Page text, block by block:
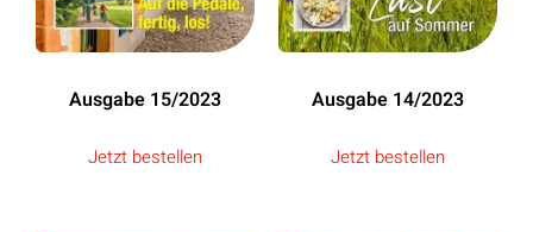
Ausgabe 15/2023
Jetzt bestellen
Ausgabe 14/2023
Jetzt bestellen